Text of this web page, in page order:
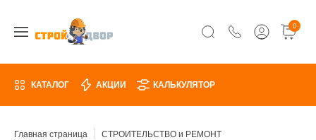
0
КАТАЛОГ АКЦИИ КАЛЬКУЛЯТОР
Главная страница
СТРОИТЕЛЬСТВО и РЕМОНТ